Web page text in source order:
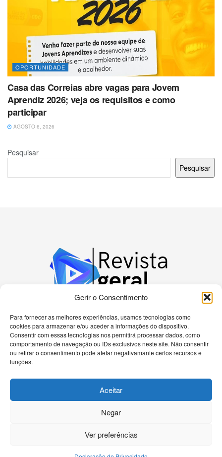
Gerir o Consentimento
Para fornecer as melhores experiências, usamos tecnologias como
cookies para armazenar e/ou aceder a informações do dispositivo.
Consentir com essas tecnologias nos permitirá processar dados, como
comportamento de navegação ou IDs exclusivos neste site. Não consentir
ou retirar o consentimento pode afetar negativamante certos recursos e
funções.
Aceitar
Negar
Ver preferências
OPORTUNIDADE
Casa das Correias abre vagas para Jovem
Aprendiz 2026; veja os requisitos e como
participar
AGOSTO 6, 2026
Pesquisar
Pesquisar
Bem-vindo à nossa plataforma dedicada a
apaixonados por tecnologia! Aqui, você encontrará
as últimas novidades sobre celulares, computadores
e uma gama diversificada de dispositivos eletrônicos.
atualizadas, análises detalhadas e tutoriais passo a
passo para ajudá-lo a navegar no universo
tecnológico de forma eficiente.